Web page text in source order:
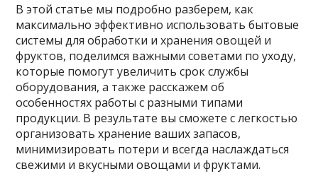
В этой статье мы подробно разберем, как
максимально эффективно использовать бытовые
системы для обработки и хранения овощей и
фруктов, поделимся важными советами по уходу,
которые помогут увеличить срок службы
оборудования, а также расскажем об
особенностях работы с разными типами
продукции. В результате вы сможете с легкостью
организовать хранение ваших запасов,
минимизировать потери и всегда наслаждаться
свежими и вкусными овощами и фруктами.